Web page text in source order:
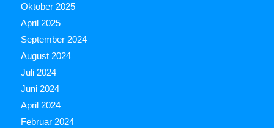
Oktober 2025
April 2025
September 2024
August 2024
Juli 2024
Juni 2024
April 2024
Februar 2024